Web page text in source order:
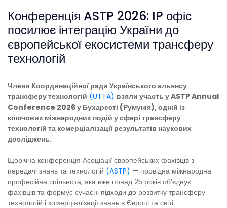
Конференція ASTP 2026: IP офіс
посилює інтеграцію України до
європейської екосистеми трансферу
технологій
Члени Координаційної ради Українського альянсу
трансферу технологій (UTTA) взяли участь у ASTP Annual
Conference 2026 у Бухаресті (Румунія), одній із
ключових міжнародних подій у сфері трансферу
технологій та комерціалізації результатів наукових
досліджень.
Щорічна конференція Асоціації європейських фахівців з
передачі знань та технологій (ASTP) — провідна міжнародна
професійна спільнота, яка вже понад 25 років об’єднує
фахівців та формує сучасні підходи до розвитку трансферу
технологій і комерціалізації знань в Європі та світі.